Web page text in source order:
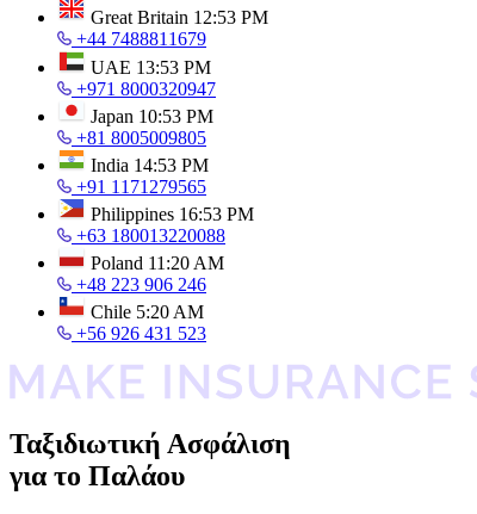
Great Britain 12:53 PM
+44 7488811679
UAE 13:53 PM
+971 8000320947
Japan 10:53 PM
+81 8005009805
India 14:53 PM
+91 1171279565
Philippines 16:53 PM
+63 180013220088
Poland 11:20 AM
+48 223 906 246
Chile 5:20 AM
+56 926 431 523
Ταξιδιωτική Ασφάλιση
για το Παλάου